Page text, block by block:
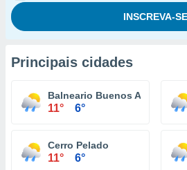
Principais cidades
Balneario Buenos Aires
11° 6°
Cerro Pelado
11° 6°